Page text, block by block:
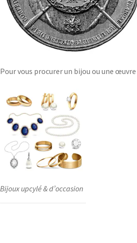
Pour vous procurer un bijou ou une
Bijoux upcylé & d’occasion